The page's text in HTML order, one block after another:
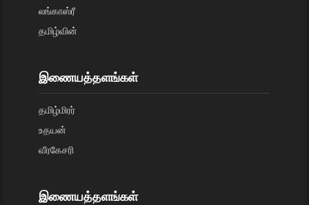
லங்காஸ்ரீ
தமிழ்வின்
இணையத்தளங்கள்
தமிழ்மிரர்
உதயன்
வீரகேசரி
இணையத்தளங்கள்